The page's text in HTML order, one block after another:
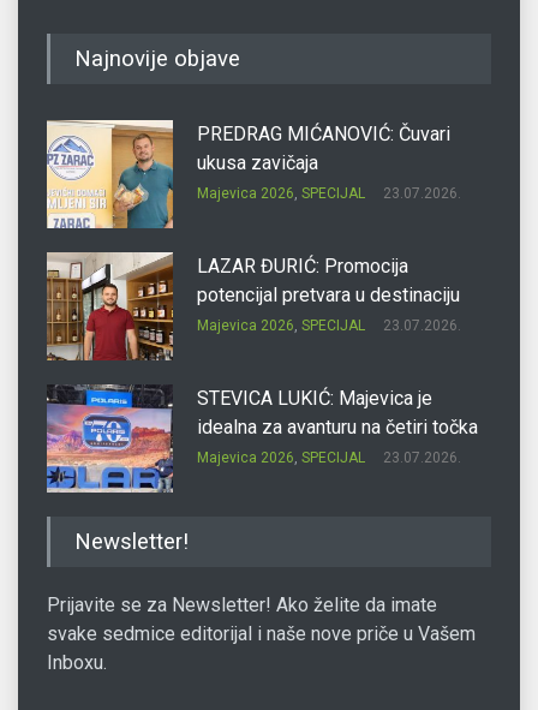
Najnovije objave
PREDRAG MIĆANOVIĆ: Čuvari
ukusa zavičaja
Majevica 2026, SPECIJAL 23.07.2026.
LAZAR ĐURIĆ: Promocija
potencijal pretvara u destinaciju
Majevica 2026, SPECIJAL 23.07.2026.
STEVICA LUKIĆ: Majevica je
idealna za avanturu na četiri točka
Majevica 2026, SPECIJAL 23.07.2026.
Newsletter!
Prijavite se za Newsletter! Ako želite da imate
svake sedmice editorijal i naše nove priče u Vašem
Inboxu.